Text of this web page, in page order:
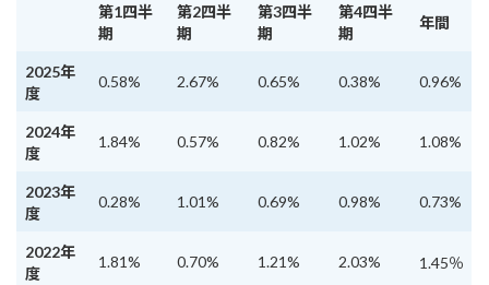
第1四半
期
第2四半
期
第3四半
期
第4四半
期
年間
2025年
度
0.58% 2.67% 0.65% 0.38% 0.96%
2024年
度
1.84% 0.57% 0.82% 1.02% 1.08%
2023年
度
0.28% 1.01% 0.69% 0.98% 0.73%
2022年
度
1.81% 0.70% 1.21% 2.03% 1.45％